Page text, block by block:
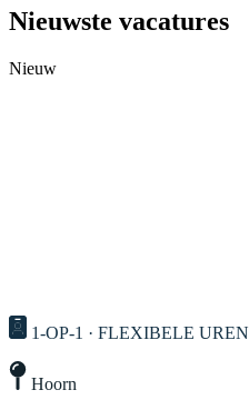
Nieuwste vacatures
Nieuw
1-OP-1 · FLEXIBELE UREN
Hoorn